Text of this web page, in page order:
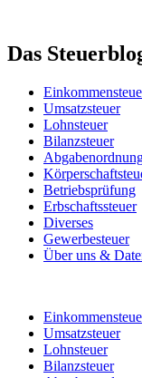
Das
Umsatzsteuer
Lohnsteuer
Bilanzsteuer
Betriebsprüfung
Erbschaftssteuer
Diverses
Gewerbesteuer
Über uns &
Umsatzsteuer
Lohnsteuer
Bilanzsteuer